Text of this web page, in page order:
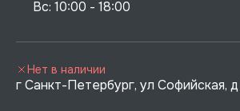
г Санкт-Петербург, ул Софийская, д
Нет в наличии